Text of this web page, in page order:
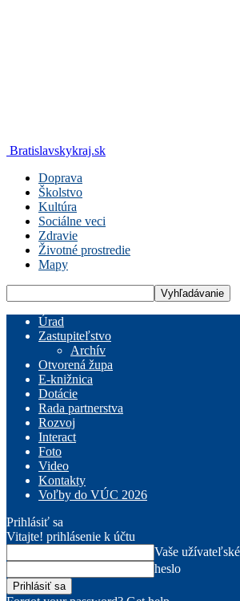
Bratislavskykraj.sk
Doprava
Školstvo
Kultúra
Sociálne veci
Zdravie
Životné prostredie
Mapy
Úrad
Zastupiteľstvo
Archív
Otvorená župa
E-knižnica
Dotácie
Rada partnerstva
Rozvoj
Interact
Foto
Video
Kontakty
Voľby do VÚC 2026
Prihlásiť sa
Vitajte! prihlásenie k účtu
Vaše
heslo